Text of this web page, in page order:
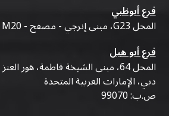
فرع أبوظبي
المحل G23، مبنى إنرجي - مصفح - M20 - أبوظبي
فرع أبو هيل
المحل 64، مبنى الشيخة فاطمة، هور
دبي، الإمارات العربية المتحدة
ص.ب: 99070